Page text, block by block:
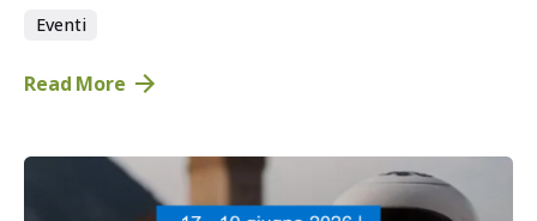
Eventi
Read More